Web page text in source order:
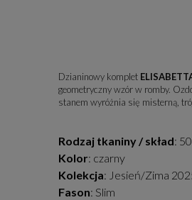
Dzianinowy komplet
geometryczny wzór w romby.
stanem wyróżnia się misterną,
Rodzaj tkaniny / skład:
Kolor: czarny
Kolekcja: Jesień/Zima
Fason: Slim